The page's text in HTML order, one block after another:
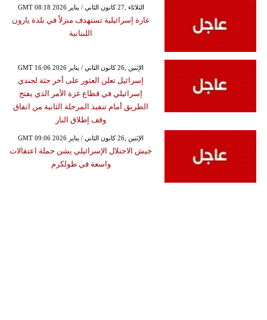
GMT 08:18 2026 الثلاثاء ,27 كانون الثاني / يناير
غارة إسرائيلية تستهدف منزلاً في بلدة يارون
اللبنانية
GMT 16:06 2026 الإثنين ,26 كانون الثاني / يناير
إسرائيل تعلن العثور على أخر جثة لجندي
إسرائيلي في قطاع غزة الأمر الذي يفتح
الطريق أمام تنفيذ المرحلة الثانية من اتفاق
وقف إطلاق النار
GMT 09:06 2026 الإثنين ,26 كانون الثاني / يناير
جيش الاحتلال الإسرائيلي يشن حملة اعتقالات
واسعة في طولكرم